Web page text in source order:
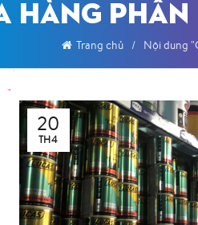
HÀNG
Trang chủ Nội dung
20
TH4